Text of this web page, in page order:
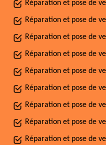
Réparation et pose de
Réparation et pose de
Réparation et pose de
Réparation et pose de
Réparation et pose de
Réparation et pose de
Réparation et pose de
Réparation et pose de
Réparation et pose de